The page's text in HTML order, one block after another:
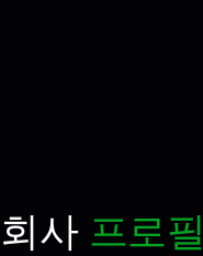
회사 프로필